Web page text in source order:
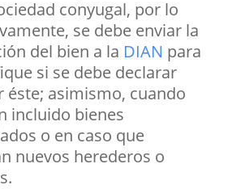
conyugal, por lo
se debe enviar la
del bien a la DIAN para
si se debe declarar
éste; asimismo, cuando
incluido bienes
o en caso que
nuevos herederos o